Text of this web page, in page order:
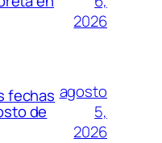
2026
fechas
de
agosto
5,
2026